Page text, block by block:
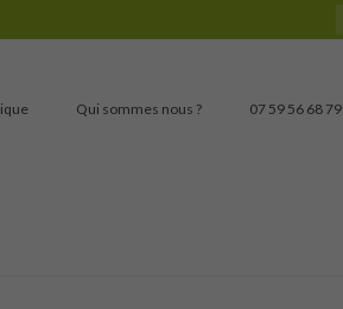
:
Qui sommes nous ? 07 59 56 68 79